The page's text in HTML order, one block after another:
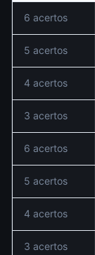
6 acertos
5 acertos
4 acertos
3 acertos
6 acertos
5 acertos
4 acertos
3 acertos